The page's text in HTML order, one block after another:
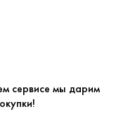
в бездну
с мастером
партнерами по
сарказм
страшилками и
сервисе мы дарим